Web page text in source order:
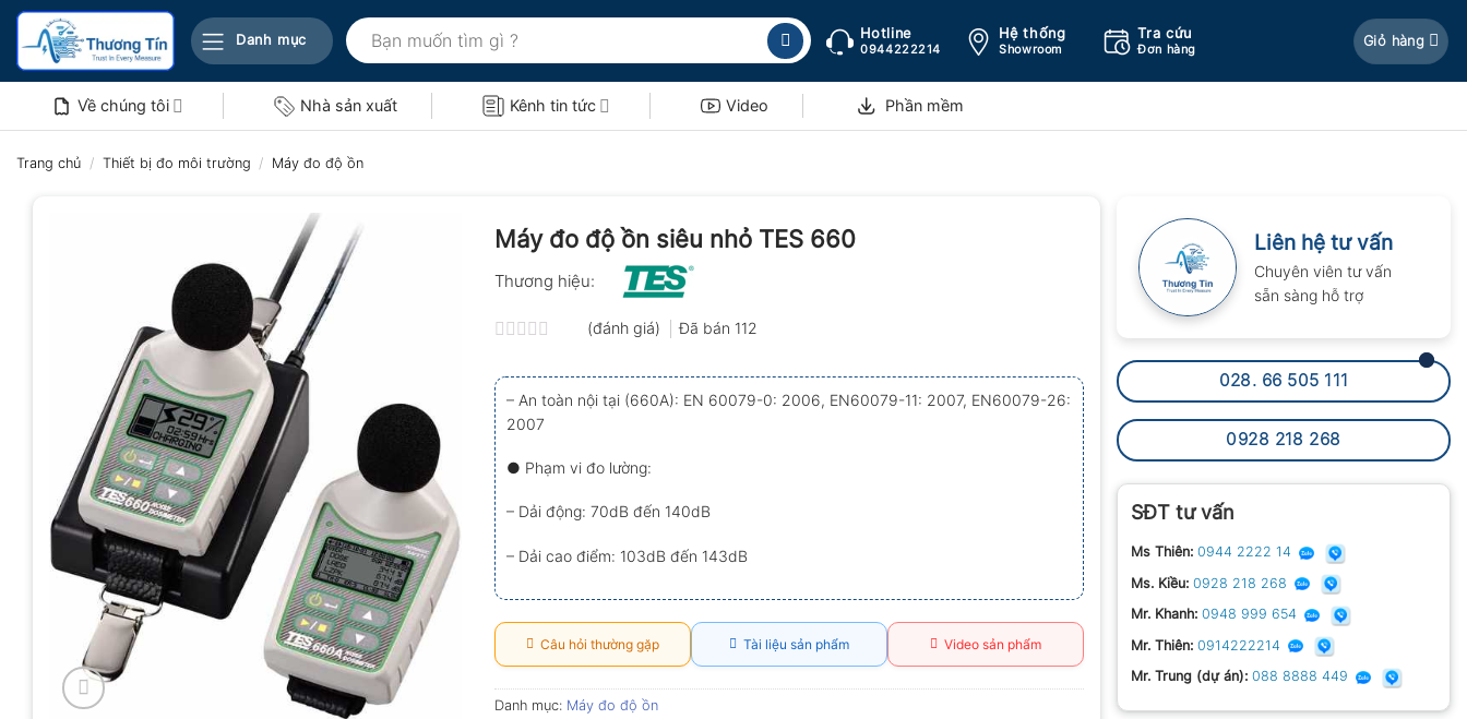
Bỏ
nội
Danh mục
Tìm
kiếm:
Hotline
0944222214
Hệ thống
Showroom
Tra cứu
Đơn hàng
Giỏ hàng
Về chúng tôi Nhà sản xuất Kênh tin tức Video Phần mềm
Trang chủ / Thiết bị đo môi trường / Máy đo độ ồn
Liên hệ tư vấn
Chuyên viên tư vấn
sẵn sàng hỗ trợ
028. 66 505 111
0928 218 268
SĐT tư vấn
Ms Thiên: 0944 2222 14
Ms. Kiều: 0928 218 268
Mr. Khanh: 0948 999 654
Mr. Thiên: 0914222214
Mr. Trung (dự án): 088 8888 449
Máy đo độ ồn siêu nhỏ TES 660
Thương hiệu:
xếp
hạng
0.0
5
sao
(đánh giá) Đã bán 112
– An toàn nội tại (660A): EN 60079-0: 2006, EN60079-11: 2007, EN60079-26:
2007
● Phạm vi đo lường:
– Dải động: 70dB đến 140dB
– Dải cao điểm: 103dB đến 143dB
Câu hỏi thường gặp Tài liệu sản phẩm Video sản phẩm
Danh mục: Máy đo độ ồn